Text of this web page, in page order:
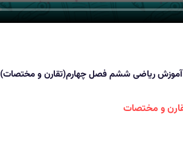
آموزش ریاضی ششم فصل چهارم(تقارن و مختصات)
و مختصات